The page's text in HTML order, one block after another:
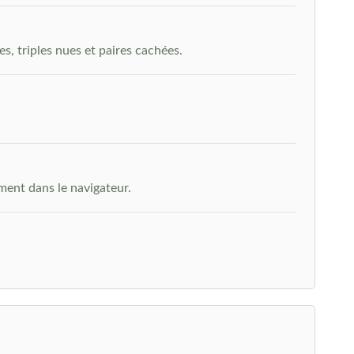
triples nues et paires cachées.
dans le navigateur.